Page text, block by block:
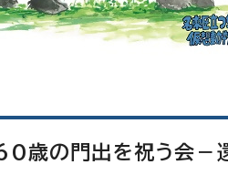
60歳の門出を祝う会